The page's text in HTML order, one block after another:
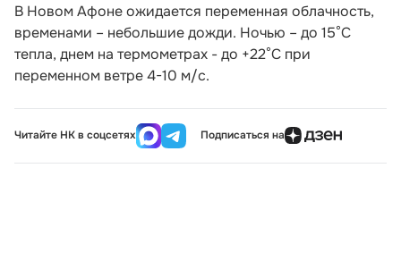
В Новом Афоне ожидается переменная облачность,
временами – небольшие дожди. Ночью – до 15°С
тепла, днем на термометрах - до +22°С при
переменном ветре 4-10 м/с.
Читайте НК в соцсетях Подписаться на